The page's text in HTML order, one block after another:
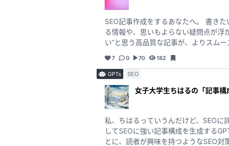
SEO記事作成をするあなたへ。 書き
る情報や、思いもよらない疑問点が浮
い”と思う高品質な記事が、よりスムーズに、そして効率よく作成できま
ひお気に入り登録を😊 次に使うときも、スムーズにアクセスしていただけます！ ご感想や改善のリクエストがあれば、いつでもお気軽にコメント
してくださいね！ あなたの声をもとに
7 0 70 182
GPTs SEO
女子大学生ちはるの「記事
私、ちはるっていうんだけど、SEO
してSEOに強い記事構成を生成するGPTs を完成させたの。 あなたと一緒に記事の構成を考え
とに、読者が興味を持つようなSEO対策バ